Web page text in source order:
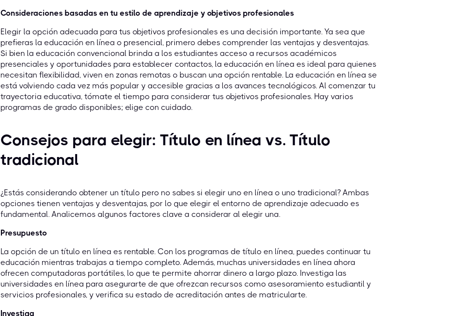
Consideraciones basadas en tu estilo de aprendizaje y objetivos profesionales
Elegir la opción adecuada para tus objetivos profesionales es una decisión importante. Ya sea que
prefieras la educación en línea o presencial, primero debes comprender las ventajas y desventajas.
Si bien la educación convencional brinda a los estudiantes acceso a recursos académicos
presenciales y oportunidades para establecer contactos, la educación en línea es ideal para quienes
necesitan flexibilidad, viven en zonas remotas o buscan una opción rentable. La educación en línea se
está volviendo cada vez más popular y accesible gracias a los avances tecnológicos. Al comenzar tu
trayectoria educativa, tómate el tiempo para considerar tus objetivos profesionales. Hay varios
programas de grado disponibles; elige con cuidado.
Consejos para elegir: Título en línea vs. Título
tradicional
¿Estás considerando obtener un título pero no sabes si elegir uno en línea o uno tradicional? Ambas
opciones tienen ventajas y desventajas, por lo que elegir el entorno de aprendizaje adecuado es
fundamental. Analicemos algunos factores clave a considerar al elegir una.
Presupuesto
La opción de un título en línea es rentable. Con los programas de título en línea, puedes continuar tu
educación mientras trabajas a tiempo completo. Además, muchas universidades en línea ahora
ofrecen computadoras portátiles, lo que te permite ahorrar dinero a largo plazo. Investiga las
universidades en línea para asegurarte de que ofrezcan recursos como asesoramiento estudiantil y
servicios profesionales, y verifica su estado de acreditación antes de matricularte.
Investiga